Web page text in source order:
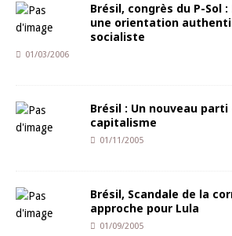
Brésil, congrès du P-Sol
une orientation
socialiste
01/03/2006
Brésil : Un nouveau
capitalisme
01/11/2005
Brésil, Scandale de la
approche pour Lula
01/09/2005